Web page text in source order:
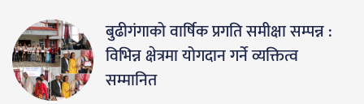
बुढीगंगाको वार्षिक प्रगति समीक्षा सम्पन्न :
विभिन्न क्षेत्रमा योगदान गर्ने व्यक्तित्व
सम्मानित